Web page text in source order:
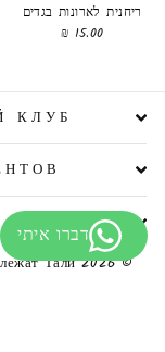
ריחנית לארונות בגדים
15.00 ₪
👇
Тали